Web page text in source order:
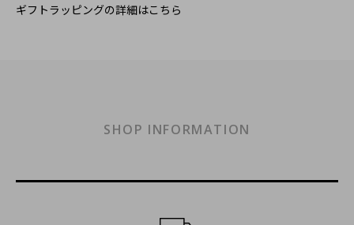
ギフトラッピングの詳細はこちら
SHOP INFORMATION
ショッピングガイド